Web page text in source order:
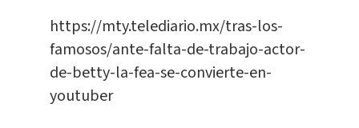
https://mty.telediario.mx/tras-los-
famosos/ante-falta-de-trabajo-actor-
de-betty-la-fea-se-convierte-en-
youtuber